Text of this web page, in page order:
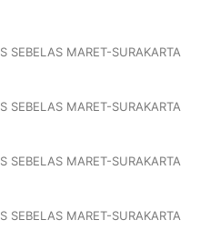
SEBELAS MARET-SURAKARTA
SEBELAS MARET-SURAKARTA
SEBELAS MARET-SURAKARTA
SEBELAS MARET-SURAKARTA